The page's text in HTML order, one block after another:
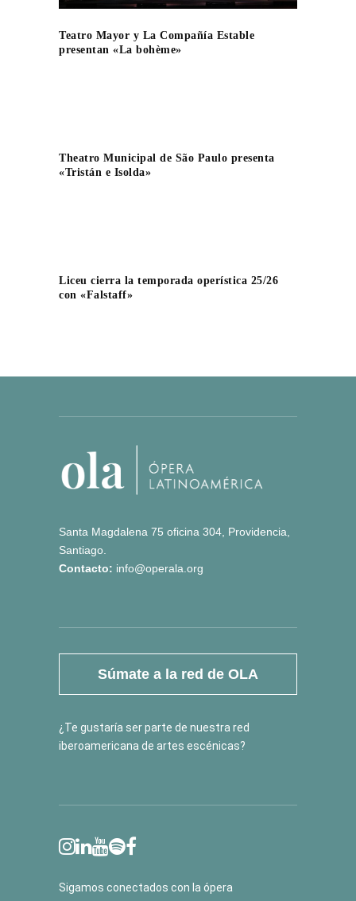
Teatro Mayor y La Compañía Estable
presentan «La bohème»
Theatro Municipal de São Paulo presenta
«Tristán e Isolda»
Liceu cierra la temporada operística 25/26
con «Falstaff»
Santa Magdalena 75 oficina 304, Providencia,
Santiago.
Contacto: info@operala.org
Súmate a la red de OLA
¿Te gustaría ser parte de nuestra red
iberoamericana de artes escénicas?
Sigamos conectados con la ópera